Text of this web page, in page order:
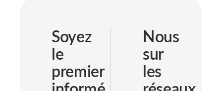
l’espère — et le
divorce peut
seule issue. Le
divorce est une
Soyez
le
premier
Nous
sur
les